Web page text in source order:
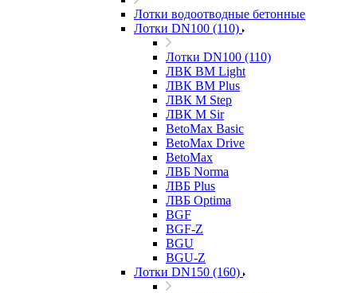
Лотки водоотводные бетонные
Лотки DN100 (110)
Лотки DN100 (110)
ЛВК ВМ Light
ЛВК ВМ Plus
ЛВК М Step
ЛВК М Sir
BetoMax Basic
BetoMax Drive
BetoMax
ЛВБ Norma
ЛВБ Plus
ЛВБ Optima
BGF
BGF-Z
BGU
BGU-Z
Лотки DN150 (160)